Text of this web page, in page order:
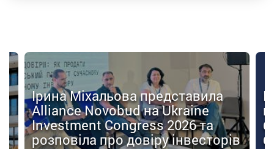
Ірина Міхальова представила
Alliance Novobud на Ukraine
Investment Congress 2026 та
розповіла про довіру інвесторів